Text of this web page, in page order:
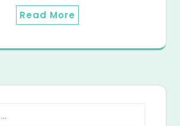
Read More